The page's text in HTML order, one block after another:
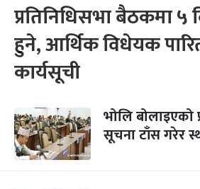
प्रतिनिधिसभा बैठकमा ५
हुने, आर्थिक विधेयक
कार्यसूची
भोलि बोलाइएको
सूचना टाँस गरेर